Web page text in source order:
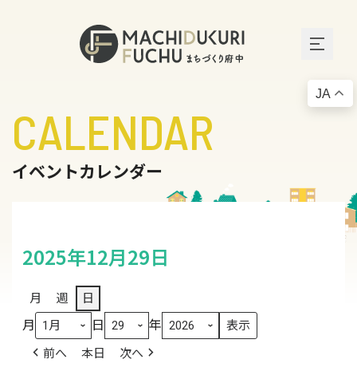
CALENDAR
イベントカレンダー
2025年12月29日
月 週 日
月 日 年
前へ 本日 次へ
JA